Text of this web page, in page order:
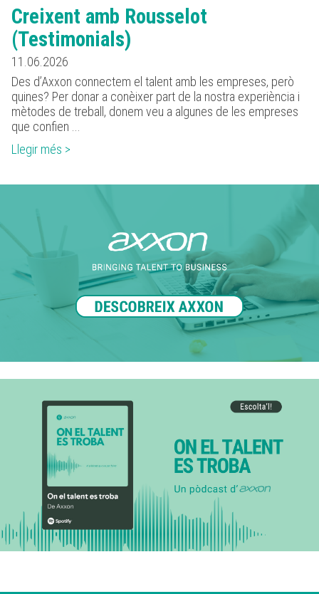
Creixent amb Rousselot
(Testimonials)
11.06.2026
Des d’Axxon connectem el talent amb les empreses, però
quines? Per donar a conèixer part de la nostra experiència i
mètodes de treball, donem veu a algunes de les empreses
que confien ...
Llegir més >